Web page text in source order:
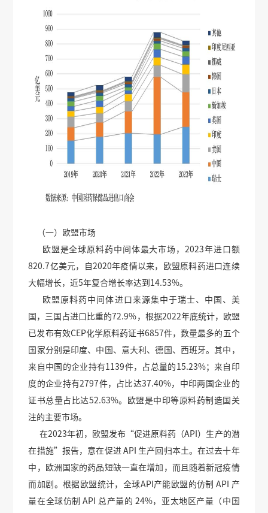
（一）欧盟市场
欧盟是全球原料药中间体最大市场，2023年进口额
820.7亿美元，自2020年疫情以来，欧盟原料药进口连续
大幅增长，近5年复合增长率达到14.53%。
欧盟原料药中间体进口来源集中于瑞士、中国、美
国，三国占进口比重的72.9%，根据2022年底统计，欧盟
已发布有效CEP化学原料药证书6857件，数量最多的五个
国家分别是印度、中国、意大利、德国、西班牙。其中，
来自中国的企业持有1139件，占总量的15.23%；来自印
度的企业持有2797件，占比达37.40%，中印两国企业的
证书总量占比达52.63%。欧盟是中印等原料药制造国关
注的主要市场。
在2023年初，欧盟发布“促进原料药（API）生产的潜
在措施”报告，意在促进 API 生产回归本土。在过去十年
中，欧洲国家的药品短缺一直在增加，而且随着新冠疫情
而加剧。根据欧盟统计，全球API产能欧盟的仿制 API 产
量在全球仿制 API 总产量的 24%，亚太地区产量（中国